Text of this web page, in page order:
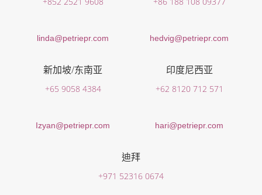
linda@petriepr.com hedvig@petriepr.com
新加坡/东南亚
+65 9058 4384
Izyan@petriepr.com
印度尼西亚
+62 8120 712 571
hari@petriepr.com
迪拜
+971 52316 0674